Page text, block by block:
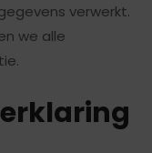
verwerkt.
we alle